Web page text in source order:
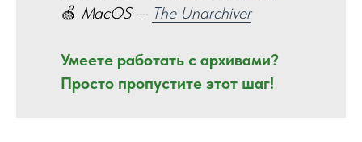
🍏 MacOS — The Unarchiver
Умеете работать с архивами?
Просто пропустите этот шаг!